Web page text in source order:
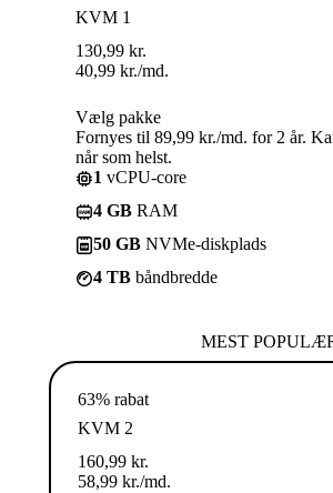
KVM 1
130,99 kr.
40,99 kr./md.
Vælg pakke
Fornyes til 89,99 kr./md. for 2 år.
når som helst.
1 vCPU-core
4 GB RAM
50 GB NVMe-diskplads
4 TB båndbredde
MEST
63% rabat
KVM 2
160,99 kr.
58,99 kr./md.